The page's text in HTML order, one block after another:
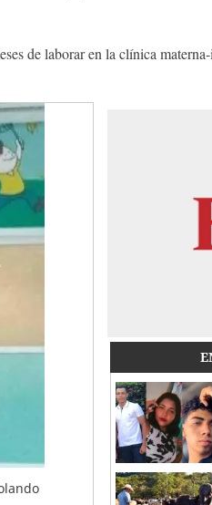
de laborar en la clínica